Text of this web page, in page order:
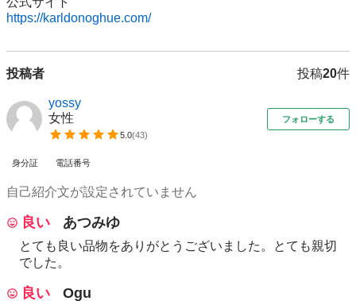
https://karldonoghue.com/
投稿者 投稿20件
yossy
女性
5.0(43)
フォローする
身分証 電話番号
自己紹介文が設定されていません
良い あつみゆ
とても良い品物をありがとうございました。とても親切
でした。
良い Ogu